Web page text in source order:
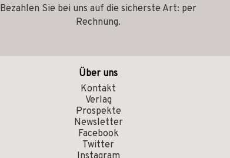
Bezahlen Sie bei uns auf die sicherste Art: per
Rechnung.
Über uns
Kontakt
Verlag
Prospekte
Newsletter
Facebook
Twitter